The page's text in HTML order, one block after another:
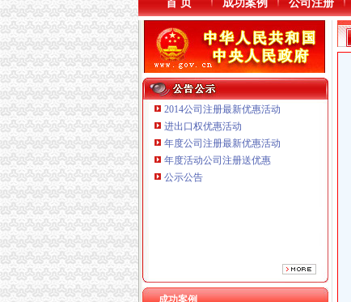
本站导航
首 页 成功案例 公司注册
2014公司注册最新优惠活动
进出口权优惠活动
年度公司注册最新优惠活动
年度活动公司注册送优惠
公示公告
成功案例